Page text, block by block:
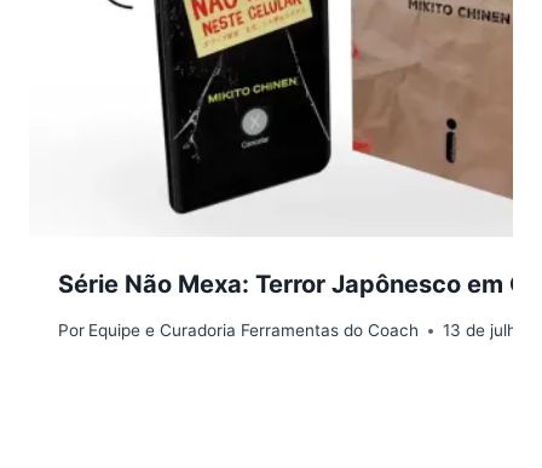
Série Não Mexa: Terror Japônesco em
Por Equipe e Curadoria Ferramentas do Coach 13 de julho